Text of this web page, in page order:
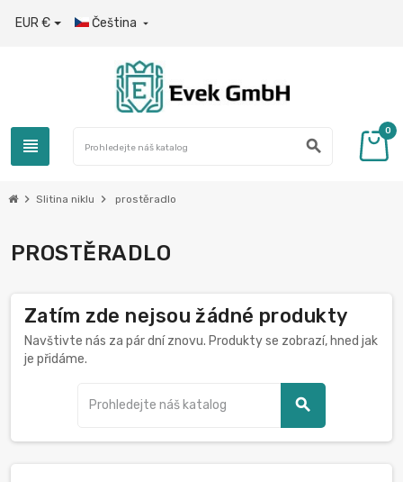
EUR € Čeština 
view_headline search
0
chevron_right Slitina niklu chevron_right prostěradlo
PROSTĚRADLO
Zatím zde nejsou žádné produkty
Navštivte nás za pár dní znovu. Produkty se zobrazí, hned jak
je přidáme.
search